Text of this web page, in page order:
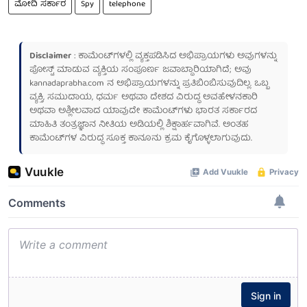
ಮೋದಿ ಸರ್ಕಾರ Spy telephone
Disclaimer: ಕಾಮೆಂಟ್‌ಗಳಲ್ಲಿ ವ್ಯಕ್ತಪಡಿಸಿದ ಅಭಿಪ್ರಾಯಗಳು ಅವುಗಳನ್ನು
ಪೋಸ್ಟ್ ಮಾಡುವ ವ್ಯಕ್ತಿಯ ಸಂಪೂರ್ಣ ಜವಾಬ್ದಾರಿಯಾಗಿದೆ; ಅವು
kannadaprabha.com ನ ಅಭಿಪ್ರಾಯಗಳನ್ನು ಪ್ರತಿಬಿಂಬಿಸುವುದಿಲ್ಲ. ಒಬ್ಬ
ವ್ಯಕ್ತಿ, ಸಮುದಾಯ, ಧರ್ಮ ಅಥವಾ ದೇಶದ ವಿರುದ್ಧ ಅವಹೇಳನಕಾರಿ
ಅಥವಾ ಅಶ್ಲೀಲವಾದ ಯಾವುದೇ ಕಾಮೆಂಟ್‌ಗಳು ಭಾರತ ಸರ್ಕಾರದ
ಮಾಹಿತಿ ತಂತ್ರಜ್ಞಾನ ನೀತಿಯ ಅಡಿಯಲ್ಲಿ ಶಿಕ್ಷಾರ್ಹವಾಗಿವೆ. ಅಂತಹ
ಕಾಮೆಂಟ್‌ಗಳ ವಿರುದ್ಧ ಸೂಕ್ತ ಕಾನೂನು ಕ್ರಮ ಕೈಗೊಳ್ಳಲಾಗುವುದು.